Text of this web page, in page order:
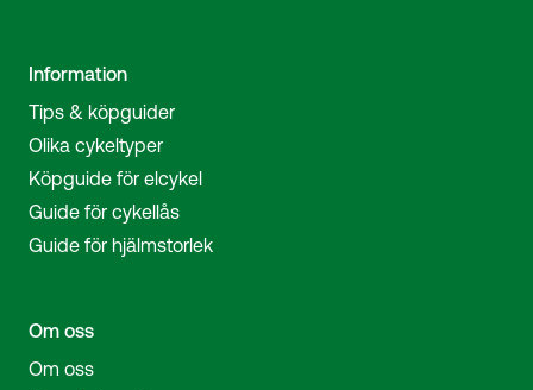
Information
Tips & köpguider
Olika cykeltyper
Köpguide för elcykel
Guide för cykellås
Guide för hjälmstorlek
Om oss
Om oss